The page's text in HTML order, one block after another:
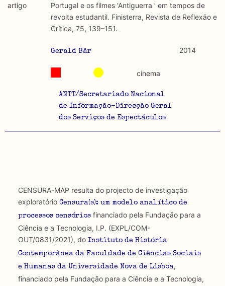
Os resultados obtidos podem ser exportados em formato
.csv para importação em programas de folha de cálculo
artigo
Portugal e os filmes ‘Antiguerra ’ em tempos de
revolta estudantil. Finisterra, Revista de Reflexão e
Crítica, 75, 139–151.
Gerald Bär 2014
ANTT/Secretariado Nacional
de Informação-Direcção Geral
dos Serviços de Espectáculos
cinema
CENSURA-MAP resulta do projecto de investigação
exploratório Censura(s): um modelo analítico de
processos censóriosfinanciado pela Fundação para a
Ciência e a Tecnologia, I.P. (EXPL/COM-
OUT/0831/2021), do Instituto de História
Contemporânea da Faculdade de Ciências Sociais
e Humanas da Universidade Nova de Lisboa,
financiado pela Fundação para a Ciência e a Tecnologia,